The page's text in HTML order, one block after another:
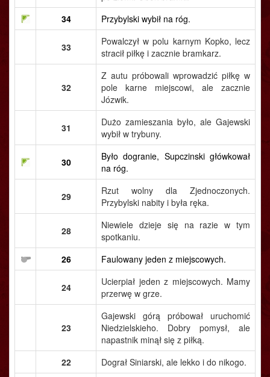
34
Przybylski wybił na róg.
33
Powalczył w polu karnym Kopko, lecz
stracił piłkę i zacznie bramkarz.
32
Z autu próbowali wprowadzić piłkę w
pole karne miejscowi, ale zacznie
Józwik.
31
Dużo zamieszania było, ale Gajewski
wybił w trybuny.
30
Było dogranie, Supczinski główkował
na róg.
29
Rzut wolny dla Zjednoczonych.
Przybylski nabity i była ręka.
28
Niewiele dzieje się na razie w tym
spotkaniu.
26
Faulowany jeden z miejscowych.
24
Ucierpiał jeden z miejscowych. Mamy
przerwę w grze.
23
Gajewski górą próbował uruchomić
Niedzielskieho. Dobry pomysł, ale
napastnik minął się z piłką.
22
Dograł Siniarski, ale lekko i do nikogo.